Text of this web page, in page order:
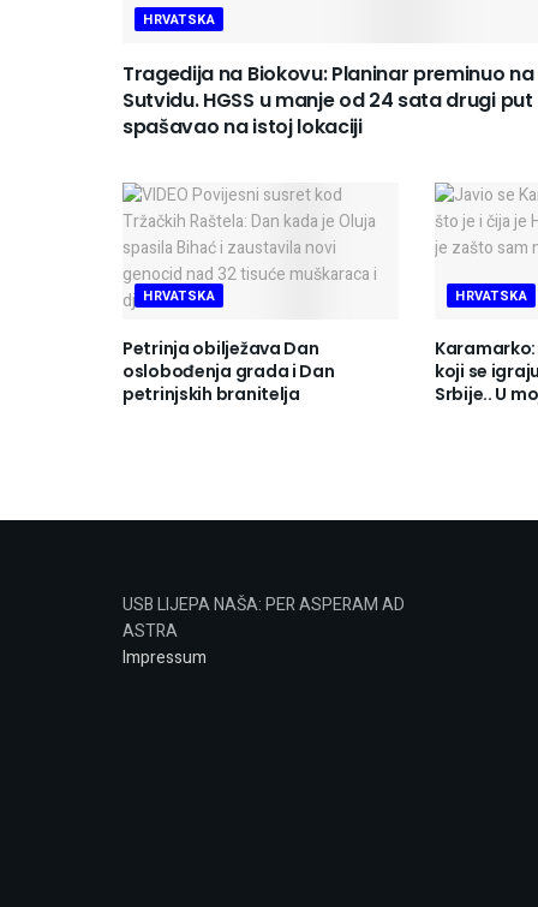
HRVATSKA
Tragedija na Biokovu: Planinar preminuo na
Sutvidu. HGSS u manje od 24 sata drugi put
spašavao na istoj lokaciji
HRVATSKA
Petrinja obilježava Dan
oslobođenja grada i Dan
petrinjskih branitelja
HRVATSKA
koji se
Srbije.. U
USB LIJEPA NAŠA: PER ASPERAM AD
ASTRA
Impressum